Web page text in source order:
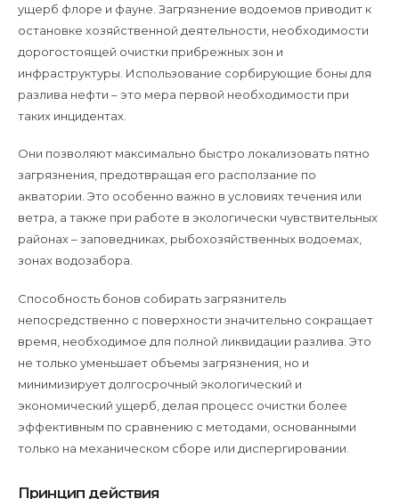
ущерб флоре и фауне. Загрязнение водоемов приводит к
остановке хозяйственной деятельности, необходимости
дорогостоящей очистки прибрежных зон и
инфраструктуры. Использование сорбирующие боны для
разлива нефти – это мера первой необходимости при
таких инцидентах.
Они позволяют максимально быстро локализовать пятно
загрязнения, предотвращая его расползание по
акватории. Это особенно важно в условиях течения или
ветра, а также при работе в экологически чувствительных
районах – заповедниках, рыбохозяйственных водоемах,
зонах водозабора.
Способность бонов собирать загрязнитель
непосредственно с поверхности значительно сокращает
время, необходимое для полной ликвидации разлива. Это
не только уменьшает объемы загрязнения, но и
минимизирует долгосрочный экологический и
экономический ущерб, делая процесс очистки более
эффективным по сравнению с методами, основанными
только на механическом сборе или диспергировании.
Принцип действия